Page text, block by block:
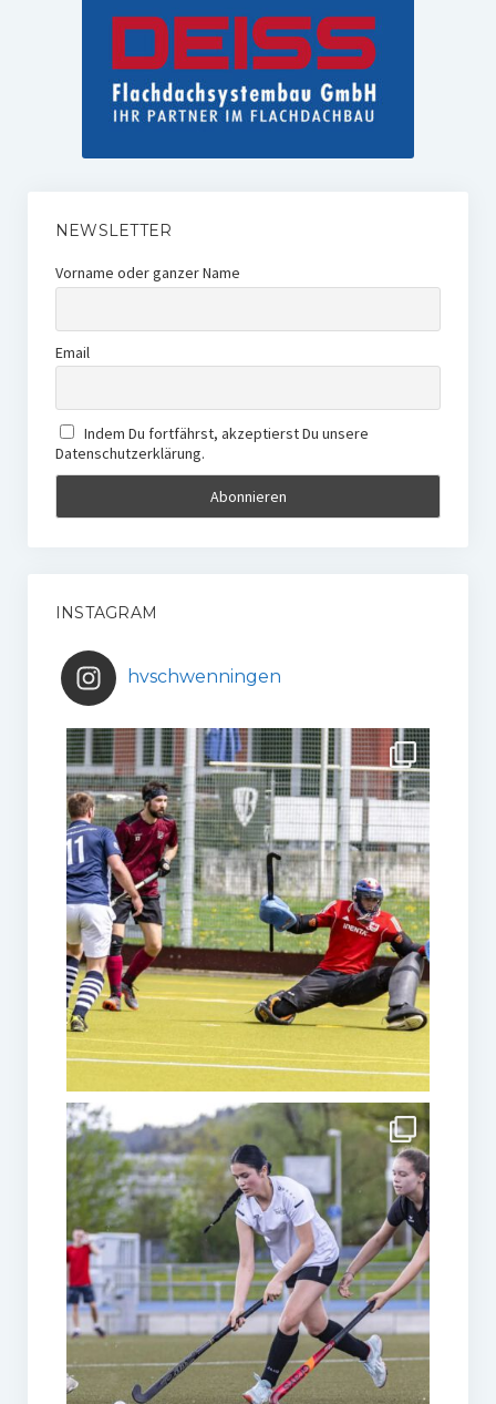
NEWSLETTER
Vorname oder ganzer Name
Email
Indem Du fortfährst, akzeptierst Du unsere
Datenschutzerklärung.
INSTAGRAM
hvschwenningen